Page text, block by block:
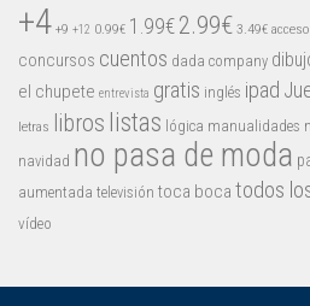
+4 +9 +12 0.99€ 1.99€ 2.99€ 3.49€
concursos cuentos dada company
el chupete entrevista gratis inglés ipad
letras libros listas lógica manualidades
navidad no pasa de moda
aumentada televisión toca boca todos
vídeo